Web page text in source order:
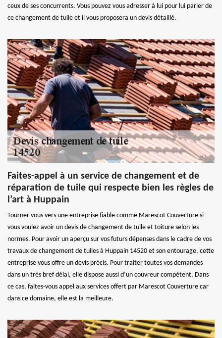
ceux de ses concurrents. Vous pouvez vous adresser à lui pour lui parler de
ce changement de tuile et il vous proposera un devis détaillé.
Faites-appel à un service de changement et de
réparation de tuile qui respecte bien les règles de
l’art à Huppain
Tourner vous vers une entreprise fiable comme Marescot Couverture si
vous voulez avoir un devis de changement de tuile et toiture selon les
normes. Pour avoir un aperçu sur vos futurs dépenses dans le cadre de vos
travaux de changement de tuiles à Huppain 14520 et son entourage, cette
entreprise vous offre un devis précis. Pour traiter toutes vos demandes
dans un très bref délai, elle dispose aussi d’un couvreur compétent. Dans
ce cas, faites-vous appel aux services offert par Marescot Couverture car
dans ce domaine, elle est la meilleure.